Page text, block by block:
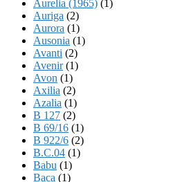
Aurelia (1965) (1)
Auriga (2)
Aurora (1)
Ausonia (1)
Avanti (2)
Avenir(1)
Avon (1)
Axilia (2)
Azalia (1)
B 127 (2)
B 69/16 (1)
B 922/6 (2)
B.C.04 (1)
Babu (1)
Baca (1)